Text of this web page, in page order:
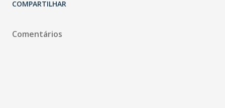
COMPARTILHAR
Comentários